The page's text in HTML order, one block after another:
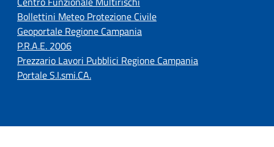
Bollettini Meteo Protezione Civile
Geoportale Regione Campania
P.R.A.E. 2006
Prezzario Lavori Pubblici Regione Campania
Portale S.I.smi.CA.